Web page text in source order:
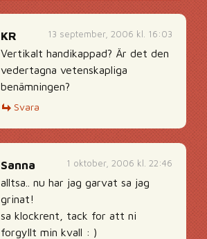
13 september, 2006 kl. 16:03
KR
Vertikalt handikappad? Är det den
vedertagna vetenskapliga
benämningen?
Svara
1 oktober, 2006 kl. 22:46
Sanna
alltsa.. nu har jag garvat sa jag
grinat!
sa klockrent, tack for att ni
forgyllt min kvall : )